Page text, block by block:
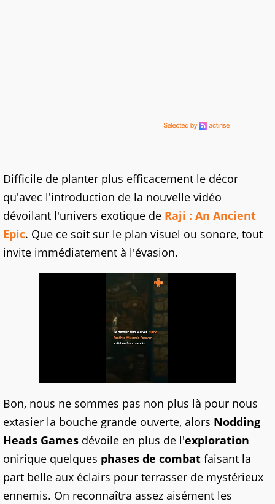
Difficile de planter plus efficacement le décor
qu'avec l'introduction de la nouvelle vidéo
dévoilant l'univers exotique de Raji : An Ancient
Epic. Que ce soit sur le plan visuel ou sonore, tout
invite immédiatement à l'évasion.
Bon, nous ne sommes pas non plus là pour nous
extasier la bouche grande ouverte, alors Nodding
Heads Games dévoile en plus de l'exploration
onirique quelques phases de combat faisant la
part belle aux éclairs pour terrasser de mystérieux
ennemis. On reconnaîtra assez aisément les